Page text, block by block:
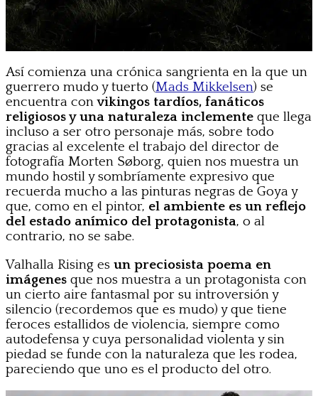
Así comienza una crónica sangrienta en la que un
guerrero mudo y tuerto (Mads Mikkelsen) se
encuentra convikingos tardíos, fanáticos
religiosos y una naturaleza inclemente que llega
incluso a ser otro personaje más, sobre todo
gracias al excelente el trabajo del director de
fotografía Morten Søborg, quien nos muestra un
mundo hostil y sombríamente expresivo que
recuerda mucho a las pinturas negras de Goya y
que, como en el pintor, el ambiente es un reflejo
del estado anímico del protagonista, o al
contrario, no se sabe.
Valhalla Rising es un preciosista poema en
imágenes que nos muestra a un protagonista con
un cierto aire fantasmal por su introversión y
silencio (recordemos que es mudo) y que tiene
feroces estallidos de violencia, siempre como
autodefensa y cuya personalidad violenta y sin
piedad se funde con la naturaleza que les rodea,
pareciendo que uno es el producto del otro.